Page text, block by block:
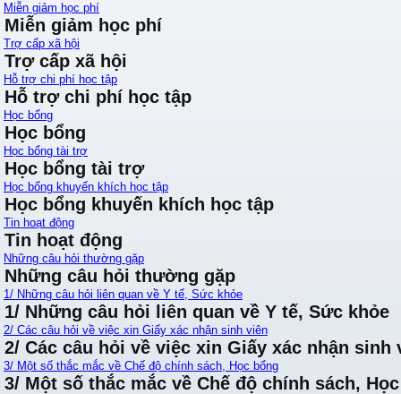
Miễn giảm học phí
Miễn giảm học phí
Trợ cấp xã hội
Trợ cấp xã hội
Hỗ trợ chi phí học tập
Hỗ trợ chi phí học tập
Học bổng
Học bổng
Học bổng tài trợ
Học bổng tài trợ
Học bổng khuyến khích học tập
Học bổng khuyến khích học tập
Tin hoạt động
Tin hoạt động
Những câu hỏi thường gặp
Những câu hỏi thường gặp
1/ Những câu hỏi liên quan về Y tế, Sức khỏe
1/ Những câu hỏi liên quan về Y tế, Sức khỏe
2/ Các câu hỏi về việc xin Giấy xác nhận sinh viên
2/ Các câu hỏi về việc xin Giấy xác nhận sinh
3/ Một số thắc mắc về Chế độ chính sách, Học bổng
3/ Một số thắc mắc về Chế độ chính sách,